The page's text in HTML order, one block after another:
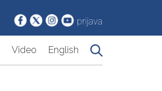
prijava
Video English